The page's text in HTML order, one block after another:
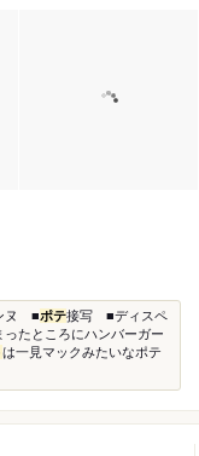
ヌ ■ポテ接写 ■ディスペ
たところにハンバーガー
は一見マックみたいなポテ